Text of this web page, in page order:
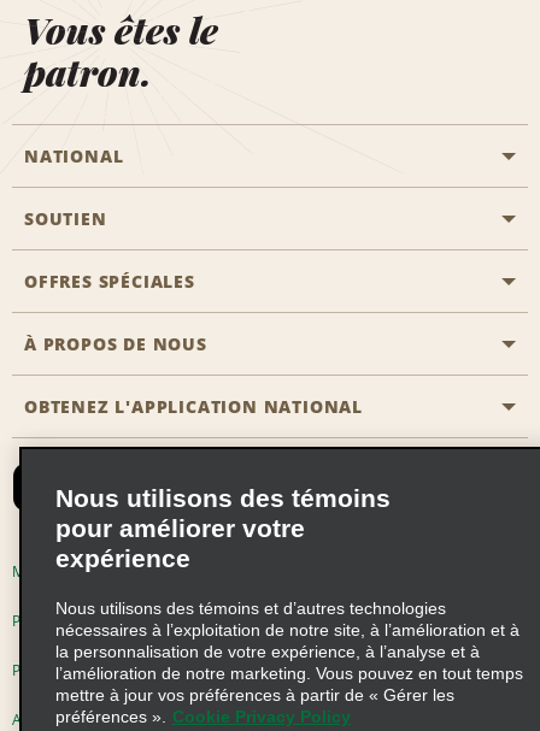
Vous êtes le
patron.
NATIONAL
Aviation générale
Emplacements Emerald Aisle
Agents de voyage
Réserver un véhicule pour quelqu'un d'autre
Emerald Club se connecter
Emerald Club S'inscrire
Emerald Club Avantages
Emerald Club Services
SOUTIEN
Clients ayant un handicap
Nous contacter
FAQ
OFFRES SPÉCIALES
Toutes les offres
Abonnement aux courriels
À PROPOS DE NOUS
Histoire de l’entreprise
Nouvelles et histoires
Responsabilité sociale
Occasions de franchise mondiales
Perspectives de carrière
OBTENEZ L'APPLICATION NATIONAL
Modalités d'utilisation
Politique sur les fichiers témoins
Pluriannuel d'accessibilité Choix de confidentialité
AdChoices
Nous utilisons des témoins
pour améliorer votre
expérience
Nous utilisons des témoins et d’autres technologies
nécessaires à l’exploitation de notre site, à l’amélioration et à
la personnalisation de votre expérience, à l’analyse et à
l’amélioration de notre marketing. Vous pouvez en tout temps
mettre à jour vos préférences à partir de « Gérer les
préférences ».
Cookie Privacy Policy